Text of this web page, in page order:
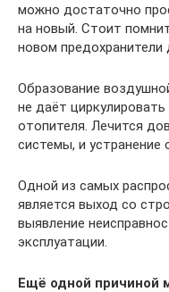
можно достаточно
на новый. Стоит
новом
Образование
не даёт
отопителя. Лечится
системы, и устранение
Одной из самых
является выход со
выявление
эксплуатации.
Ещё одной причиной